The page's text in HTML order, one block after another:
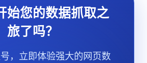
始您的数据抓取之
旅了吗？
，立即体验强大的网页数